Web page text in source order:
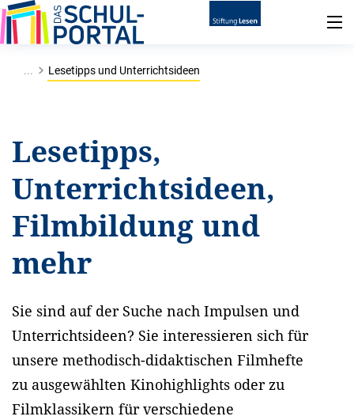
... Lesetipps und Unterrichtsideen
Lesetipps,
Unterrichtsideen,
Filmbildung und
mehr
Sie sind auf der Suche nach Impulsen und
Unterrichtsideen? Sie interessieren sich für
unsere methodisch-didaktischen Filmhefte
zu ausgewählten Kinohighlights oder zu
Filmklassikern für verschiedene